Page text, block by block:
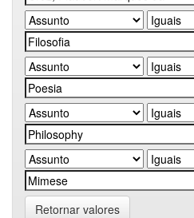
Retornar valores